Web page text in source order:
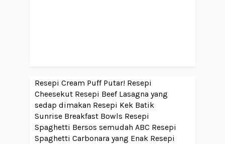
Resepi Cream Puff Putar! Resepi
Cheesekut Resepi Beef Lasagna yang
sedap dimakan Resepi Kek Batik
Sunrise Breakfast Bowls Resepi
Spaghetti Bersos semudah ABC Resepi
Spaghetti Carbonara yang Enak Resepi